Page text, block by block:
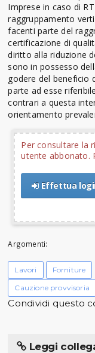
Imprese in caso di
raggruppamento
facenti parte del
certificazione di
diritto alla riduzione
sono in possesso
godere del beneficio
parte ad esse
contrari a questa
orientamento
Per consultare la
utente abbonato.
Effettua
Argomenti:
Lavori Forniture
Cauzione provvisoria
Condividi questo
Leggi